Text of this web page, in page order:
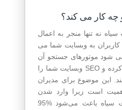
کار می کند؟
نه تنها منجر به اعمال
به وبسایت شما می
شود موتورهای جستجو آن
را از لیست خود حذف کرده و SEO وبسایت شما را
این موضوع برای مدیران
است زیرا وارد شدن
وبسایت آن‌ها به لیست سیاه باعث می‌شود %95